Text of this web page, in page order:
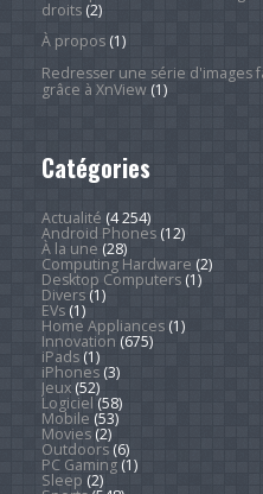
droits(2)
À propos(1)
Redresser une série d'images
grâce à XnView(1)
Catégories
Actualité (4 254)
Android Phones(12)
À la une (28)
Computing Hardware (2)
Desktop Computers(1)
Divers(1)
EVs(1)
Home Appliances(1)
Innovation (675)
iPads(1)
iPhones(3)
Jeux(52)
Logiciel (58)
Mobile (53)
Movies(2)
Outdoors(6)
PC Gaming(1)
Sleep (2)